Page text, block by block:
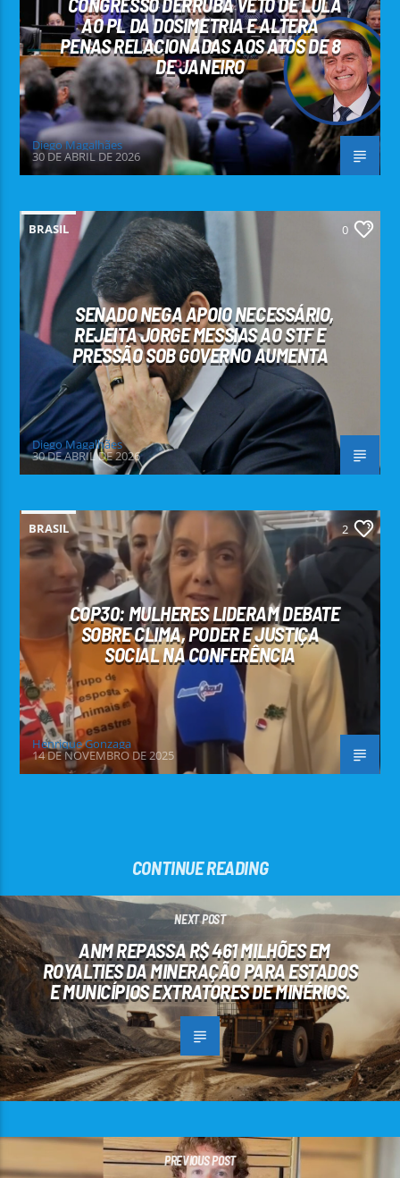
AO PL DA DOSIMETRIA E ALTERA
PENAS RELACIONADAS AOS ATOS DE 8
DE JANEIRO
Diego Magalhães
30 DE ABRIL DE 2026
BRASIL 0
SENADO NEGA APOIO NECESSÁRIO,
REJEITA JORGE MESSIAS AO STF E
PRESSÃO SOB GOVERNO AUMENTA
Diego Magalhães
30 DE ABRIL DE 2026
BRASIL 2
COP30: MULHERES LIDERAM DEBATE
SOBRE CLIMA, PODER E JUSTIÇA
SOCIAL NA CONFERÊNCIA
Henrique Gonzaga
14 DE NOVEMBRO DE 2025
CONTINUE READING
NEXT POST
ANM REPASSA R$ 461 MILHÕES EM
ROYALTIES DA MINERAÇÃO PARA ESTADOS
E MUNICÍPIOS EXTRATORES DE MINÉRIOS.
PREVIOUS POST